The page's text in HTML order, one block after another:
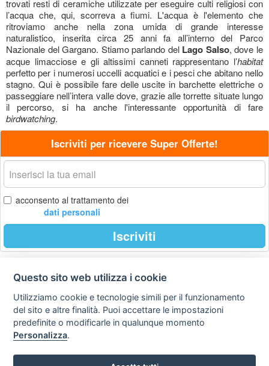
trovati resti di ceramiche utilizzate per eseguire culti religiosi con
l’acqua che, qui, scorreva a fiumi. L'acqua è l'elemento che
ritroviamo anche nella zona umida di grande interesse
naturalistico, inserita circa 25 anni fa all’interno del Parco
Nazionale del Gargano. Stiamo parlando del Lago Salso, dove le
acque limacciose e gli altissimi canneti rappresentano l’habitat
perfetto per i numerosi uccelli acquatici e i pesci che abitano nello
stagno. Qui è possibile fare delle uscite in barchette elettriche o
passeggiare nell’intera valle dove, grazie alle torrette situate lungo
il percorso, si ha anche l'interessante opportunità di fare
birdwatching.
Iscriviti per ricevere Super Offerte!
La
tua
email
acconsento al trattamento dei
dati personali
Iscriviti
Privacy
policy
Avviso
legale
Preferenze cookie
Copyright © 2008
Questo sito web utilizza i cookie
Utilizziamo cookie e tecnologie simili per il funzionamento
del sito e altre finalità. Puoi accettare le impostazioni
predefinite o modificarle in qualunque momento
Personalizza.